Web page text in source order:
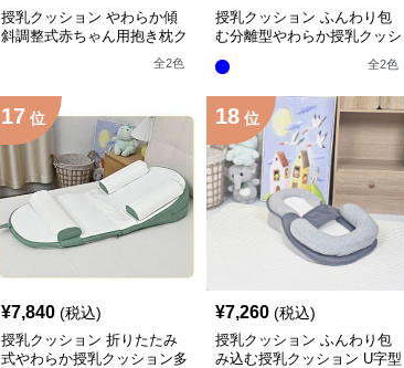
授乳クッション やわらか傾
斜調整式赤ちゃん用抱き枕ク
全2色
授乳クッション ふんわり包
む分離型やわらか授乳クッシ
全2色
17 位
¥7,840 (税込)
授乳クッション 折りたたみ
式やわらか授乳クッション多
18 位
¥7,260 (税込)
授乳クッション ふんわり包
み込む授乳クッション U字型